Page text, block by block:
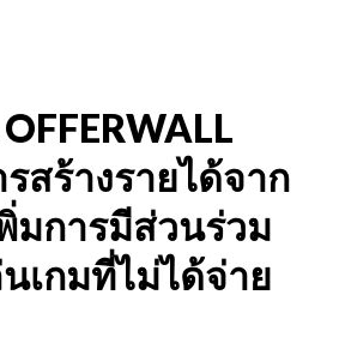
สร้างรายได้จาก
มการมีส่วนร่วม
เกมที่ไม่ได้จ่าย